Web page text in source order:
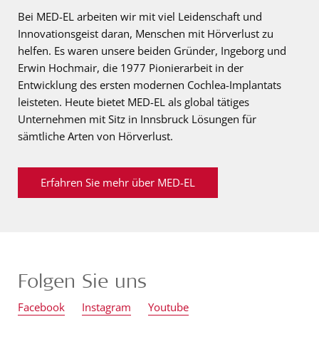
Bei MED-EL arbeiten wir mit viel Leidenschaft und
Innovationsgeist daran, Menschen mit Hörverlust zu
helfen. Es waren unsere beiden Gründer, Ingeborg und
Erwin Hochmair, die 1977 Pionierarbeit in der
Entwicklung des ersten modernen Cochlea-Implantats
leisteten. Heute bietet MED-EL als global tätiges
Unternehmen mit Sitz in Innsbruck Lösungen für
sämtliche Arten von Hörverlust.
Erfahren Sie mehr über MED-EL
Folgen Sie uns
Facebook Instagram Youtube